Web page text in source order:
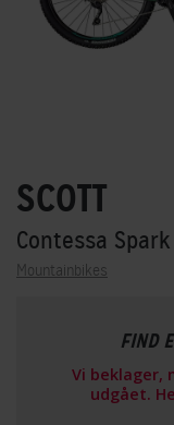
SCOTT
Contessa
Mountainbikes
FIND
Vi beklager,
udgået.